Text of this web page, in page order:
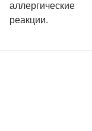
аллергические
реакции.